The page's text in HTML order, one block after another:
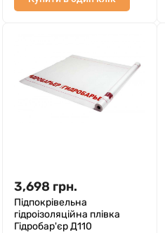
3,698 грн.
Підпокрівельна
гідроізоляційна плівка
Гідробар'єр Д110